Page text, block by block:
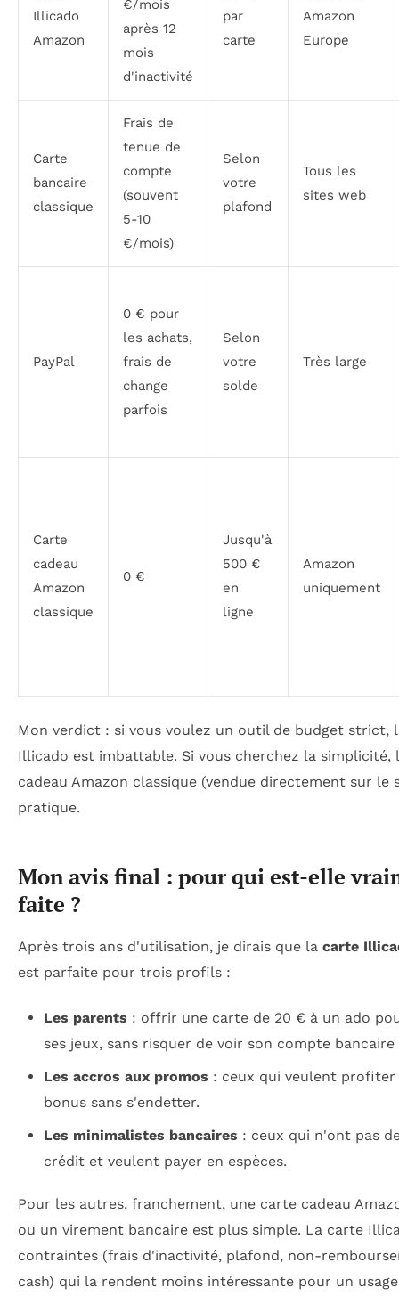
Illicado
Amazon
€/mois
après 12
mois
d'inactivité
par
carte
Amazon
Europe
Carte
bancaire
classique
Frais de
tenue de
compte
(souvent
5-10
€/mois)
Selon
votre
plafond
Tous les
sites web
PayPal
0 € pour
les achats,
frais de
change
parfois
Selon
votre
solde
Très large
Carte
cadeau
Amazon
classique
0 €
Jusqu'à
500 €
en
ligne
Amazon
uniquement
Mon verdict : si vous voulez un outil de budget strict,
Illicado est imbattable. Si vous cherchez la simplicité,
cadeau Amazon classique (vendue directement sur le
pratique.
Mon avis final : pour qui est-elle
faite ?
Après trois ans d'utilisation, je dirais que la carte
est parfaite pour trois profils :
Les parents : offrir une carte de 20 € à un ado
ses jeux, sans risquer de voir son compte bancaire
Les accros aux promos : ceux qui veulent profiter
bonus sans s'endetter.
Les minimalistes bancaires : ceux qui n'ont pas
crédit et veulent payer en espèces.
Pour les autres, franchement, une carte cadeau
ou un virement bancaire est plus simple. La carte
contraintes (frais d'inactivité, plafond, non-
cash) qui la rendent moins intéressante pour un